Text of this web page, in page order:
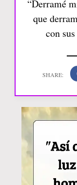
“Derramé
que
con